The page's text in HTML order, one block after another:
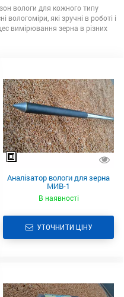
вологи для кожного типу
які зручні в роботі і
вимірювання зерна в різних
Аналізатор вологи для зерна
МИВ-1
В наявності
УТОЧНИТИ ЦІНУ